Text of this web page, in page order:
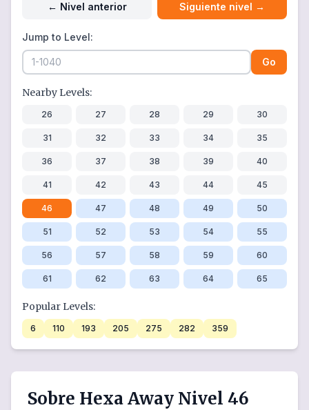
← Nivel anterior Siguiente nivel →
Jump to Level:
Go
Nearby Levels:
26 27 28 29 30
31 32 33 34 35
36 37 38 39 40
41 42 43 44 45
46 47 48 49 50
51 52 53 54 55
56 57 58 59 60
61 62 63 64 65
Popular Levels:
6 110 193 205 275 282 359
Sobre Hexa Away Nivel 46